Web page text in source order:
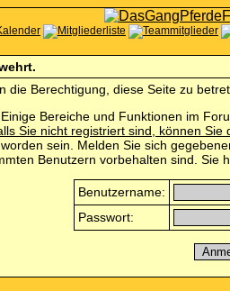
die Berechtigung, diese Seite zu
Bereiche und Funktionen im
Sie nicht registriert sind, können Sie
sein. Melden Sie sich
Benutzern vorbehalten sind. Sie
Benutzername:
Passwort: